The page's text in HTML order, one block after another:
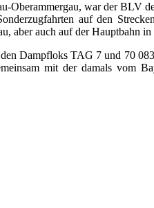
Oberammergau, war der BLV
auf den
aber auch auf der Hauptbahn
Dampfloks TAG 7 und 70
mit der damals vom